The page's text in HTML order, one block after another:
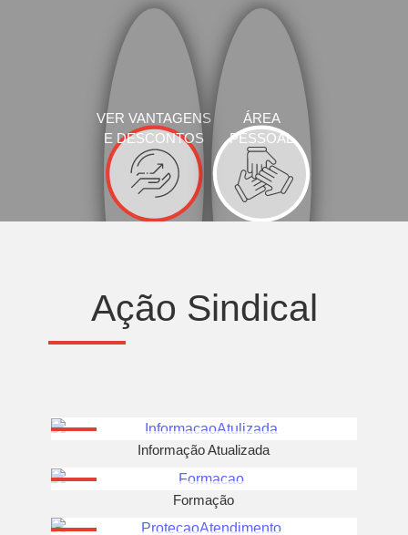
VER VANTAGENS
E DESCONTOS
ÁREA
PESSOAL
Ação Sindical
Informação Atualizada
Formação